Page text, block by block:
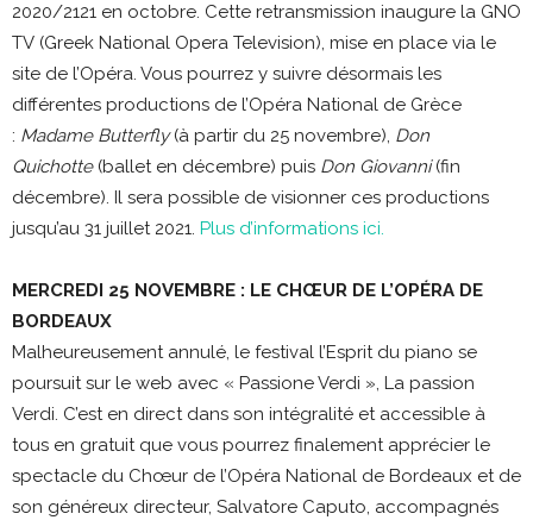
2020/2121 en octobre. Cette retransmission inaugure la GNO
TV (Greek National Opera Television), mise en place via le
site de l’Opéra. Vous pourrez y suivre désormais les
différentes productions de l’Opéra National de Grèce
: Madame Butterfly(à partir du 25 novembre), Don
Quichotte (ballet en décembre) puis Don Giovanni(fin
décembre). Il sera possible de visionner ces productions
jusqu’au 31 juillet 2021. Plus d’informations ici.
MERCREDI 25 NOVEMBRE : LE CHŒUR DE L’OPÉRA DE
BORDEAUX
Malheureusement annulé, le festival l’Esprit du piano se
poursuit sur le web avec « Passione Verdi », La passion
Verdi. C’est en direct dans son intégralité et accessible à
tous en gratuit que vous pourrez finalement apprécier le
spectacle du Chœur de l’Opéra National de Bordeaux et de
son généreux directeur, Salvatore Caputo, accompagnés